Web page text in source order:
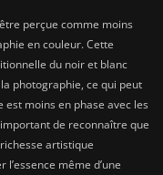
perçue comme moins
en couleur. Cette
du noir et blanc
photographie, ce qui peut
moins en phase avec les
de reconnaître que
artistique
même d’une